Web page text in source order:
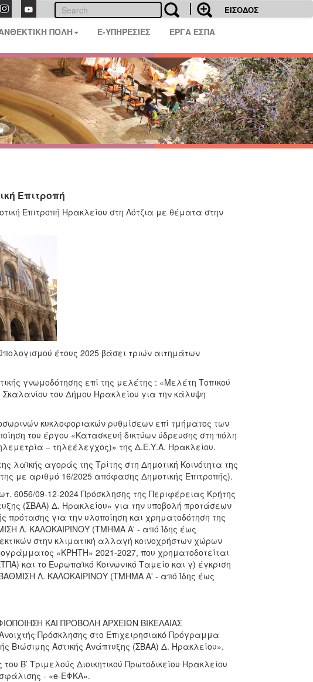
ΕΙΣΟΔΟΣ
ΠΟΛΗ E-ΥΠΗΡΕΣΙΕΣ ΕΡΓΑ ΕΣΠΑ
Επιτροπή
Επιτροπή Ηρακλείου στη Λότζια με θέματα στην
έτους 2025 βάσει τριών αιτημάτων
γνωμοδότησης επί της μελέτης : «Μελέτη Τοπικού
Σκαλανίου του Δήμου Ηρακλείου για την κάλυψη
κυκλοφοριακών ρυθμίσεων επί τμήματος των
του έργου «Κατασκευή δικτύων ύδρευσης στη πόλη
– τηλεέλεγχος)» της Δ.Ε.Υ.Α. Ηρακλείου.
λαϊκής αγοράς της Τρίτης στη Δημοτική Κοινότητα της
με αριθμό 16/2025 απόφασης Δημοτικής Επιτροπής).
6056/09-12-2024 Πρόσκλησης της Περιφέρειας Κρήτης
(ΣΒΑΑ) Δ. Ηρακλείου» για την υποβολή προτάσεων
για την υλοποίηση και χρηματοδότηση της
Λ. ΚΑΛΟΚΑΙΡΙΝΟΥ (ΤΜΗΜΑ Α' - από Ίδης έως
στην κλιματική αλλαγή κοινοχρήστων χώρων
«ΚΡΗΤΗ» 2021-2027, που χρηματοδοτείται
και το Ευρωπαϊκό Κοινωνικό Ταμείο και γ) έγκριση
Λ. ΚΑΛΟΚΑΙΡΙΝΟΥ (ΤΜΗΜΑ Α' - από Ίδης έως
ΚΑΙ ΠΡΟΒΟΛΗ ΑΡΧΕΙΩΝ ΒΙΚΕΛΑΙΑΣ
Πρόσκλησης στο Επιχειρησιακό Πρόγραμμα
Βιώσιμης Αστικής Ανάπτυξης (ΣΒΑΑ) Δ. Ηρακλείου».
Β’ Τριμελούς Διοικητικού Πρωτοδικείου Ηρακλείου
- «e-ΕΦΚΑ».